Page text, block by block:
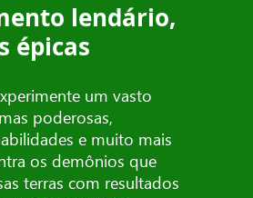
lendário,
épicas
um vasto
poderosas,
e muito mais
os demônios que
terras com resultados